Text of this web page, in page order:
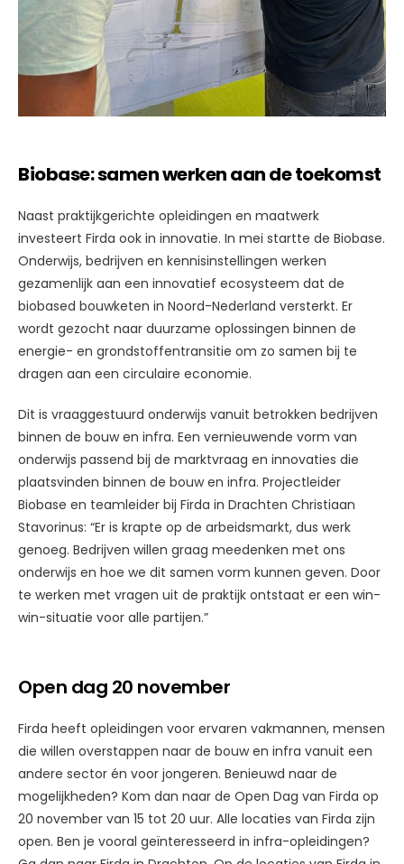
Biobase: samen werken aan de toekomst
Naast praktijkgerichte opleidingen en maatwerk
investeert Firda ook in innovatie. In mei startte de Biobase.
Onderwijs, bedrijven en kennisinstellingen werken
gezamenlijk aan een innovatief ecosysteem dat de
biobased bouwketen in Noord-Nederland versterkt. Er
wordt gezocht naar duurzame oplossingen binnen de
energie- en grondstoffentransitie om zo samen bij te
dragen aan een circulaire economie.
Dit is vraaggestuurd onderwijs vanuit betrokken bedrijven
binnen de bouw en infra. Een vernieuwende vorm van
onderwijs passend bij de marktvraag en innovaties die
plaatsvinden binnen de bouw en infra. Projectleider
Biobase en teamleider bij Firda in Drachten Christiaan
Stavorinus: “Er is krapte op de arbeidsmarkt, dus werk
genoeg. Bedrijven willen graag meedenken met ons
onderwijs en hoe we dit samen vorm kunnen geven. Door
te werken met vragen uit de praktijk ontstaat er een win-
win-situatie voor alle partijen.”
Open dag 20 november
Firda heeft opleidingen voor ervaren vakmannen, mensen
die willen overstappen naar de bouw en infra vanuit een
andere sector én voor jongeren. Benieuwd naar de
mogelijkheden? Kom dan naar de Open Dag van Firda op
20 november van 15 tot 20 uur. Alle locaties van Firda zijn
open. Ben je vooral geïnteresseerd in infra-opleidingen?